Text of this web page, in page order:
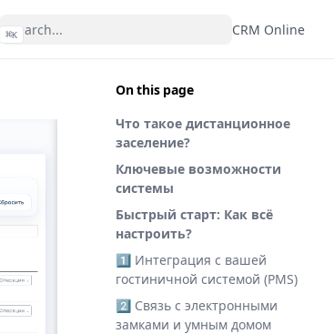
⌘K CRM Online
On this page
Что такое дистанционное
заселение?
Ключевые возможности
системы
Быстрый старт: Как всё
настроить?
1️⃣ Интеграция с вашей
гостиничной системой (PMS)
2️⃣ Связь с электронными
замками и умным домом